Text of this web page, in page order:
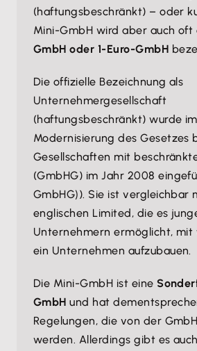
(haftungsbeschränkt) – oder
Mini-GmbH wird aber auch oft
GmbH oder 1-Euro-GmbH
Die offizielle Bezeichnung als
Unternehmergesellschaft
(haftungsbeschränkt) wurde
Modernisierung des Gesetzes
Gesellschaften mit
(GmbHG) im Jahr 2008
GmbHG)). Sie ist vergleichbar
englischen Limited, die es
Unternehmern ermöglicht, mit
ein Unternehmen aufzubauen.
Die Mini-GmbH ist eine
GmbH und hat
Regelungen, die von der
werden. Allerdings gibt es